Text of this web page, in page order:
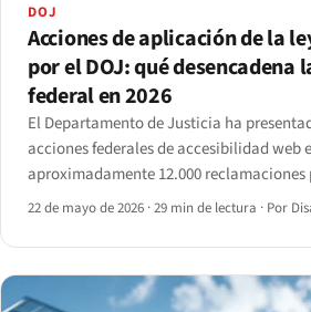
DOJ
Acciones de aplicación de la
por el DOJ: qué desencadena
federal en 2026
El Departamento de Justicia ha
acciones federales de accesibilidad web
aproximadamente 12.000
III en 2024.
22 de mayo de 2026 ·29 min de lectura · Por